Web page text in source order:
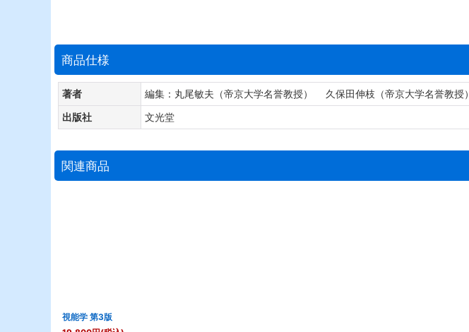
商品仕様
著者
編集：丸尾敏夫（帝京大学名誉教授） 久保田伸枝（帝京大学名誉教授）
出版社
文光堂
関連商品
視能学 第3版